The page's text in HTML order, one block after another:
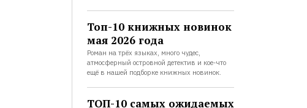
Топ-10 книжных новинок
мая 2026 года
Роман на трёх языках, много чудес,
атмосферный островной детектив и кое-что
ещё в нашей подборке книжных новинок.
ТОП-10 самых ожидаемых